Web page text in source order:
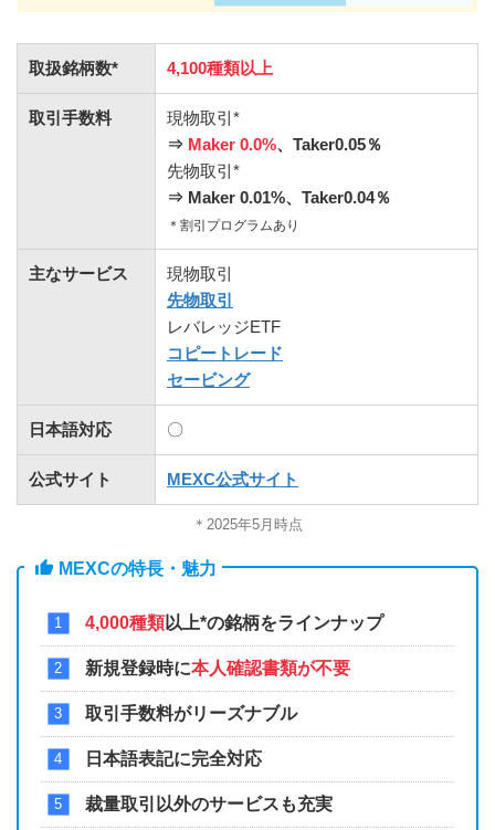
取扱銘柄数* 4,100種類以上
取引手数料
現物取引*
⇒ Maker 0.0%、Taker0.05％
先物取引*
⇒ Maker 0.01%、Taker0.04％
＊割引プログラムあり
主なサービス
現物取引
先物取引
レバレッジETF
コピートレード
セービング
日本語対応 〇
公式サイト MEXC公式サイト
＊2025年5月時点
MEXCの特長・魅力
4,000種類以上*の銘柄をラインナップ
新規登録時に本人確認書類が不要
取引手数料がリーズナブル
日本語表記に完全対応
裁量取引以外のサービスも充実